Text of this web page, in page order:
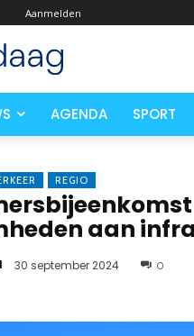
Aanmelden
AGENDA SPORT
REGIO
aan
30 september 2024 0